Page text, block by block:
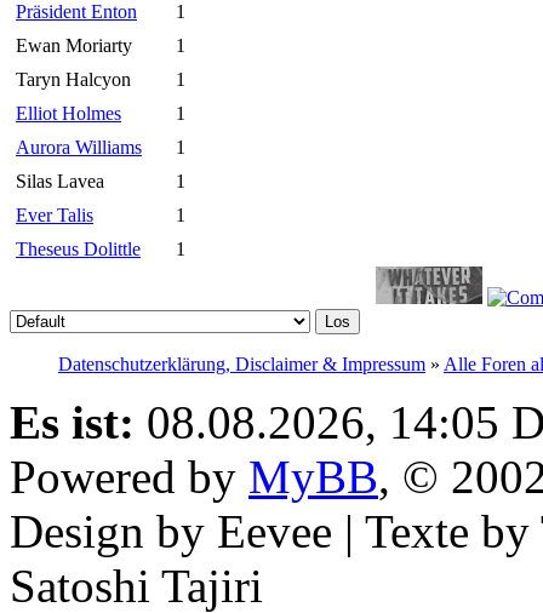
Präsident Enton
1
Ewan Moriarty
1
Taryn Halcyon
1
Elliot Holmes
1
Aurora Williams
1
Silas Lavea
1
Ever Talis
1
Theseus Dolittle
1
Datenschutzerklärung, Disclaimer & Impressum » Alle Foren
Es ist: 08.08.2026, 14:05
Powered by MyBB, ©
Design by Eevee | Texte
Satoshi Tajiri